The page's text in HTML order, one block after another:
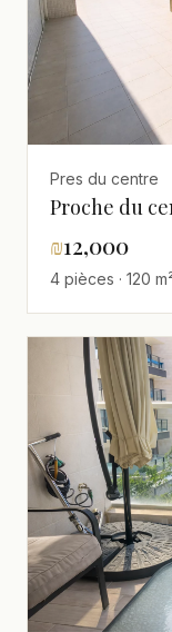
Pres du centre
Proche du
₪12,000
4 pièces · 120